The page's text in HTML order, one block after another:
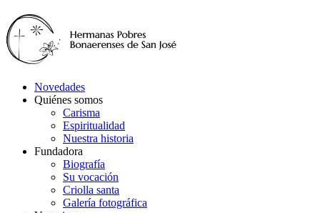
Novedades
Quiénes somos
Carisma
Espiritualidad
Nuestra historia
Fundadora
Biografía
Su vocación
Criolla santa
Galería fotográfica